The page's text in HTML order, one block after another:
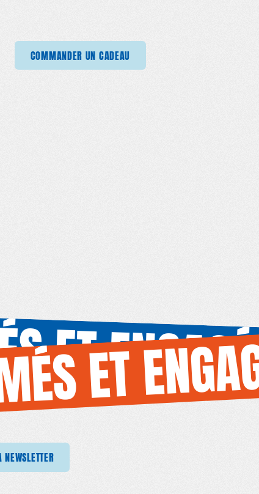
CADEAU COMMANDER UN CADEAU
COMMANDER UN CADEAU
ETET
NEWSLETTER